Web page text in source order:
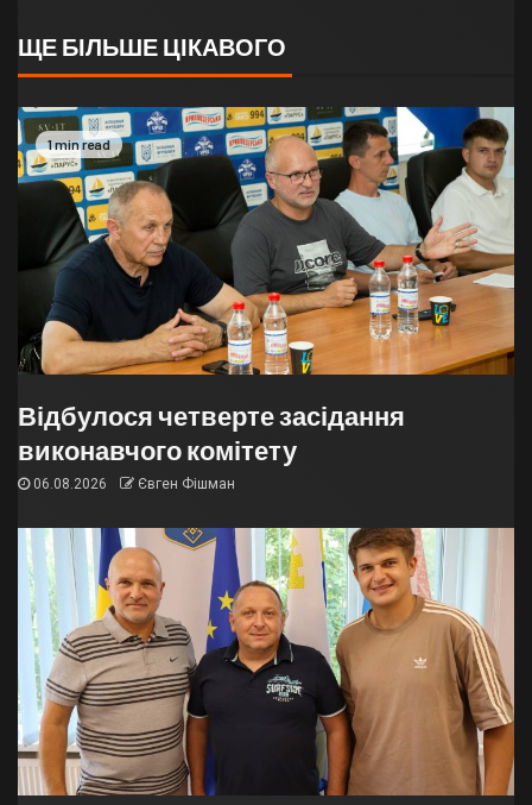
ЩЕ БІЛЬШЕ ЦІКАВОГО
1 min read
Відбулося четверте засідання
виконавчого комітету
06.08.2026 Євген Фішман